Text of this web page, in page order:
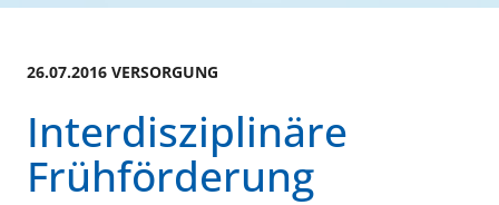
26.07.2016 VERSORGUNG
Interdisziplinäre
Frühförderung